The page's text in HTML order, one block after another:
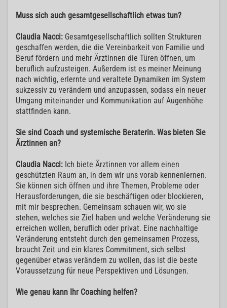
Muss sich auch gesamtgesellschaftlich etwas tun?
Claudia Nacci: Gesamtgesellschaftlich sollten Strukturen
geschaffen werden, die die Vereinbarkeit von Familie und
Beruf fördern und mehr Ärztinnen die Türen öffnen, um
beruflich aufzusteigen. Außerdem ist es meiner Meinung
nach wichtig, erlernte und veraltete Dynamiken im System
sukzessiv zu verändern und anzupassen, sodass ein neuer
Umgang miteinander und Kommunikation auf Augenhöhe
stattfinden kann.
Sie sind Coach und systemische Beraterin. Was bieten Sie
Ärztinnen an?
Claudia Nacci: Ich biete Ärztinnen vor allem einen
geschützten Raum an, in dem wir uns vorab kennenlernen.
Sie können sich öffnen und ihre Themen, Probleme oder
Herausforderungen, die sie beschäftigen oder blockieren,
mit mir besprechen. Gemeinsam schauen wir, wo sie
stehen, welches sie Ziel haben und welche Veränderung sie
erreichen wollen, beruflich oder privat. Eine nachhaltige
Veränderung entsteht durch den gemeinsamen Prozess,
braucht Zeit und ein klares Commitment, sich selbst
gegenüber etwas verändern zu wollen, das ist die beste
Voraussetzung für neue Perspektiven und Lösungen.
Wie genau kann Ihr Coaching helfen?